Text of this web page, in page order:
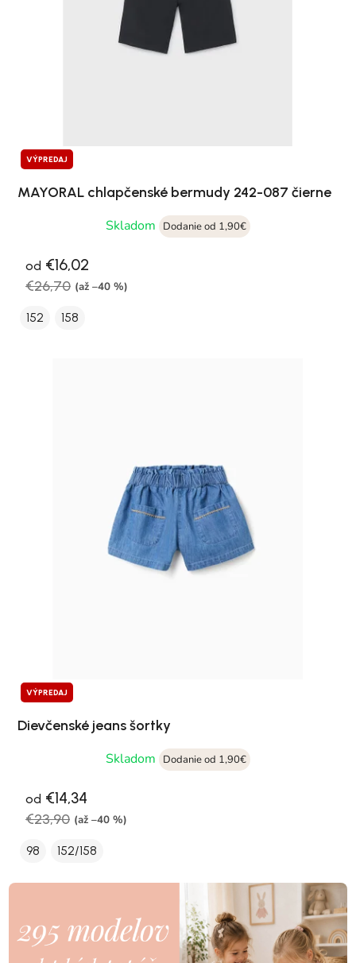
VÝPREDAJ
MAYORAL chlapčenské bermudy 242-087 čierne
Skladom
Dodanie od 1,90€
od €16,02
€26,70 (až –40 %)
152 158
VÝPREDAJ
Dievčenské jeans šortky
Skladom
Dodanie od 1,90€
od €14,34
€23,90 (až –40 %)
98 152/158